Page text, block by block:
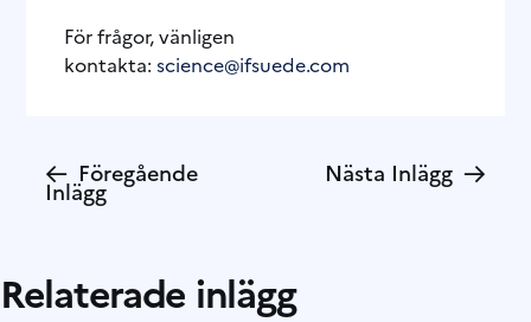
För frågor, vänligen
kontakta:science@ifsuede.com
← Föregående
Inlägg
Nästa Inlägg →
Relaterade inlägg